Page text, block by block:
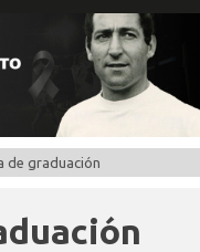
de graduación